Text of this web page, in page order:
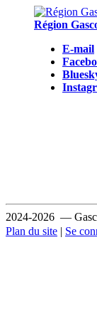
Région
E-mail
2024-2026 —
Plan du site | Se